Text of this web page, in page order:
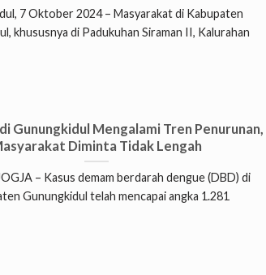
7 Oktober 2024 – Masyarakat di Kabupaten
khususnya di Padukuhan Siraman II, Kalurahan
Gunungkidul Mengalami Tren Penurunan,
Diminta Tidak Lengah
– Kasus demam berdarah dengue (DBD) di
Gunungkidul telah mencapai angka 1.281